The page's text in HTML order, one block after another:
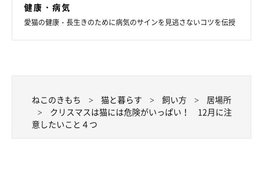
健康・病気
愛猫の健康・長生きのために病気のサインを見逃さないコツを伝授
ねこのきもち 猫と暮らす 飼い方
居場所
クリスマスは猫には危険がいっぱい！ 12月に注
意したいこと４つ